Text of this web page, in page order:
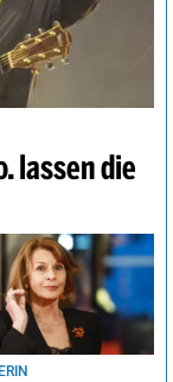
lassen die